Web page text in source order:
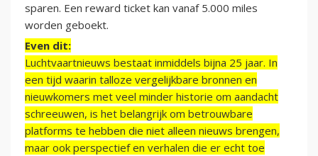
sparen. Een reward ticket kan vanaf 5.000 miles
worden geboekt.
Even dit:
Luchtvaartnieuws bestaat inmiddels bijna 25 jaar. In
een tijd waarin talloze vergelijkbare bronnen en
nieuwkomers met veel minder historie om aandacht
schreeuwen, is het belangrijk om betrouwbare
platforms te hebben die niet alleen nieuws brengen,
maar ook perspectief en verhalen die er echt toe